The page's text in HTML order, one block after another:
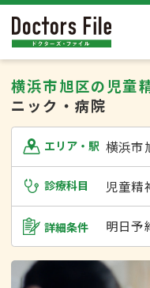
横浜市旭区の児童
ニック・病院
エリア・駅 横浜市
診療科目 児童精
詳細条件 明日予